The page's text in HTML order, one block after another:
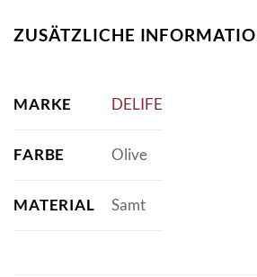
ZUSÄTZLICHE
MARKE DELIFE
FARBE Olive
MATERIAL Samt